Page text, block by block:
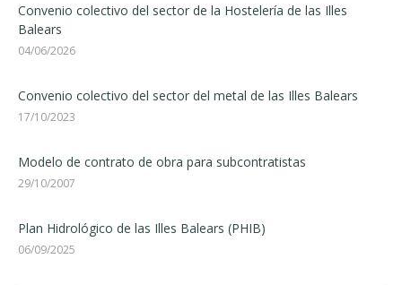
Convenio colectivo del sector de la Hostelería de las Illes
Balears
04/06/2026
Convenio colectivo del sector del metal de las Illes Balears
17/10/2023
Modelo de contrato de obra para subcontratistas
29/10/2007
Plan Hidrológico de las Illes Balears (PHIB)
06/09/2025